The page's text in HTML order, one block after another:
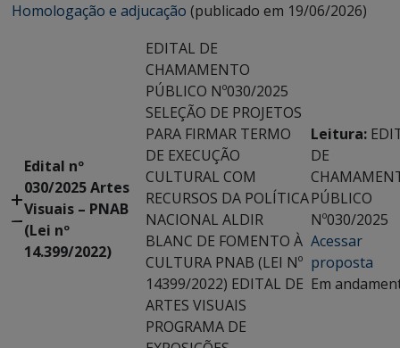
Homologação e adjucação (publicado em 19/06/2026)
Edital nº
030/2025 Artes
Visuais – PNAB
(Lei nº
14.399/2022)
EDITAL DE
CHAMAMENTO
PÚBLICO Nº030/2025
SELEÇÃO DE PROJETOS
PARA FIRMAR TERMO
DE EXECUÇÃO
CULTURAL COM
RECURSOS DA POLÍTICA
NACIONAL ALDIR
BLANC DE FOMENTO À
CULTURA PNAB (LEI Nº
14399/2022) EDITAL DE
ARTES VISUAIS
PROGRAMA DE
Leitura:
DE
PÚBLICO
Nº030/2025
Acessar
proposta
Em